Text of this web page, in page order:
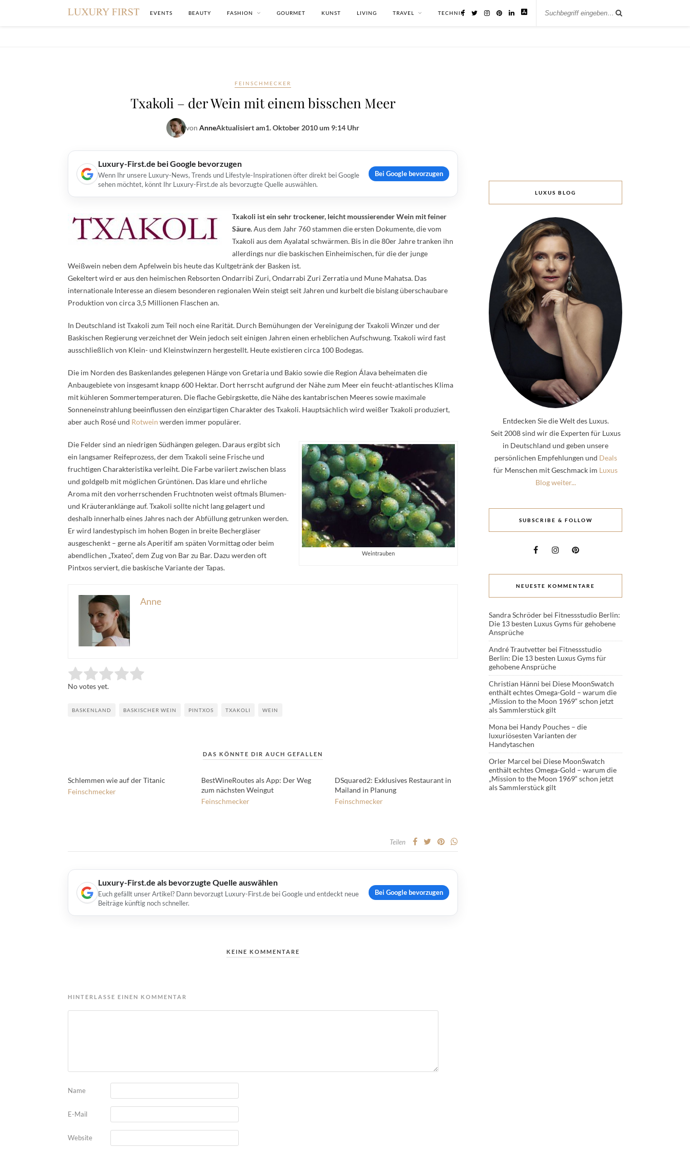
EVENTS BEAUTY FASHION GOURMET KUNST LIVING TRAVEL TECHNIK
FEINSCHMECKER
Txakoli – der Wein mit einem bisschen Meer
von AnneAktualisiert am1. Oktober 2010 um 9:14 Uhr
Luxury-First.de bei Google bevorzugen
Wenn Ihr unsere Luxury-News, Trends und Lifestyle-Inspirationen öfter direkt bei Google
sehen möchtet, könnt Ihr Luxury-First.de als bevorzugte Quelle auswählen.
Bei Google bevorzugen
Txakoli ist ein sehr trockener, leicht moussierender Wein mit feiner
Säure.Aus dem Jahr 760 stammen die ersten Dokumente, die vom
Txakoli aus dem Ayalatal schwärmen. Bis in die 80er Jahre tranken ihn
allerdings nur die baskischen Einheimischen, für die der junge
Weißwein neben dem Apfelwein bis heute das Kultgetränk der Basken ist.
Gekeltert wird er aus den heimischen Rebsorten Ondarribi Zuri, Ondarrabi Zuri Zerratia und Mune Mahatsa. Das
internationale Interesse an diesem besonderen regionalen Wein steigt seit Jahren und kurbelt die bislang überschaubare
Produktion von circa 3,5 Millionen Flaschen an.
In Deutschland ist Txakoli zum Teil noch eine Rarität. Durch Bemühungen der Vereinigung der Txakoli Winzer und der
Baskischen Regierung verzeichnet der Wein jedoch seit einigen Jahren einen erheblichen Aufschwung. Txakoli wird fast
ausschließlich von Klein- und Kleinstwinzern hergestellt. Heute existieren circa 100 Bodegas.
Die im Norden des Baskenlandes gelegenen Hänge von Gretaria und Bakio sowie die Region Álava beheimaten die
Anbaugebiete von insgesamt knapp 600 Hektar. Dort herrscht aufgrund der Nähe zum Meer ein feucht-atlantisches Klima
mit kühleren Sommertemperaturen. Die flache Gebirgskette, die Nähe des kantabrischen Meeres sowie maximale
Sonneneinstrahlung beeinflussen den einzigartigen Charakter des Txakoli. Hauptsächlich wird weißer Txakoli produziert,
aber auch Rosé und Rotwein werden immer populärer.
Weintrauben
Die Felder sind an niedrigen Südhängen gelegen. Daraus ergibt sich
ein langsamer Reifeprozess, der dem Txakoli seine Frische und
fruchtigen Charakteristika verleiht. Die Farbe variiert zwischen blass
und goldgelb mit möglichen Grüntönen. Das klare und ehrliche
Aroma mit den vorherrschenden Fruchtnoten weist oftmals Blumen-
und Kräuteranklänge auf. Txakoli sollte nicht lang gelagert und
deshalb innerhalb eines Jahres nach der Abfüllung getrunken werden.
Er wird landestypisch im hohen Bogen in breite Bechergläser
ausgeschenkt – gerne als Aperitif am späten Vormittag oder beim
abendlichen „Txateo“, dem Zug von Bar zu Bar. Dazu werden oft
Pintxos serviert, die baskische Variante der Tapas.
Anne
Rate this item: Submit Rating
No votes yet.
BASKENLAND BASKISCHER WEIN PINTXOS TXAKOLI WEIN
DAS KÖNNTE DIR AUCH GEFALLEN
Schlemmen wie auf der Titanic
Feinschmecker
BestWineRoutes als App: Der Weg
zum nächsten Weingut
Feinschmecker
DSquared2: Exklusives Restaurant in
Mailand in Planung
Feinschmecker
Teilen
Luxury-First.de als bevorzugte Quelle auswählen
Euch gefällt unser Artikel? Dann bevorzugt Luxury-First.de bei Google und entdeckt neue
Beiträge künftig noch schneller.
Bei Google bevorzugen
KEINE KOMMENTARE
HINTERLASSE EINEN KOMMENTAR
Name
E-Mail
Website
LUXUS BLOG
Entdecken Sie die Welt des Luxus.
Seit 2008 sind wir die Experten für Luxus
in Deutschland und geben unsere
persönlichen Empfehlungen und Deals
für Menschen mit Geschmack im Luxus
Blog weiter...
SUBSCRIBE & FOLLOW
NEUESTE KOMMENTARE
Sandra Schröder bei Fitnessstudio Berlin:
Die 13 besten Luxus Gyms für gehobene
Ansprüche
André Trautvetter bei Fitnessstudio
Berlin: Die 13 besten Luxus Gyms für
gehobene Ansprüche
Christian Hänni bei Diese MoonSwatch
enthält echtes Omega-Gold – warum die
„Mission to the Moon 1969“ schon jetzt
als Sammlerstück gilt
Mona bei Handy Pouches – die
luxuriösesten Varianten der
Handytaschen
Orler Marcel bei Diese MoonSwatch
enthält echtes Omega-Gold – warum die
„Mission to the Moon 1969“ schon jetzt
als Sammlerstück gilt